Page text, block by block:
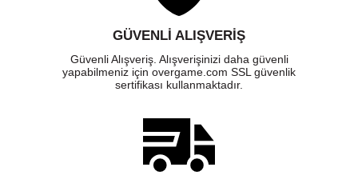
GÜVENLI ALIŞVERIŞ
Güvenli Alışveriş. Alışverişinizi daha güvenli
yapabilmeniz için overgame.com SSL güvenlik
sertifikası kullanmaktadır.